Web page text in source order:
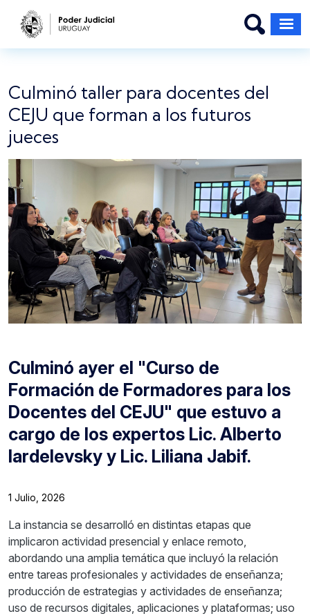
Pasar al contenido principal
Culminó taller para docentes del
CEJU que forman a los futuros
jueces
Imagen
Culminó ayer el "Curso de
Formación de Formadores para los
Docentes del CEJU" que estuvo a
cargo de los expertos Lic. Alberto
Iardelevsky y Lic. Liliana Jabif.
1 Julio, 2026
La instancia se desarrolló en distintas etapas que
implicaron actividad presencial y enlace remoto,
abordando una amplia temática que incluyó la relación
entre tareas profesionales y actividades de enseñanza;
producción de estrategias y actividades de enseñanza;
uso de recursos digitales, aplicaciones y plataformas; uso